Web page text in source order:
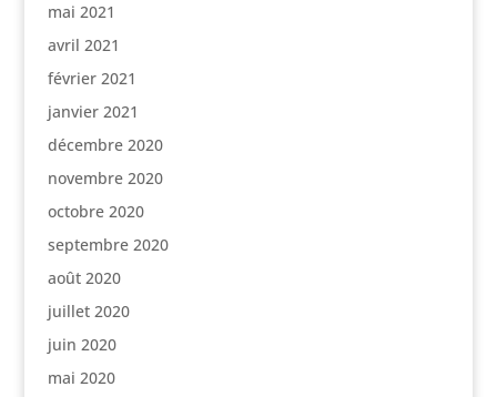
mai 2021
avril 2021
février 2021
janvier 2021
décembre 2020
novembre 2020
octobre 2020
septembre 2020
août 2020
juillet 2020
juin 2020
mai 2020